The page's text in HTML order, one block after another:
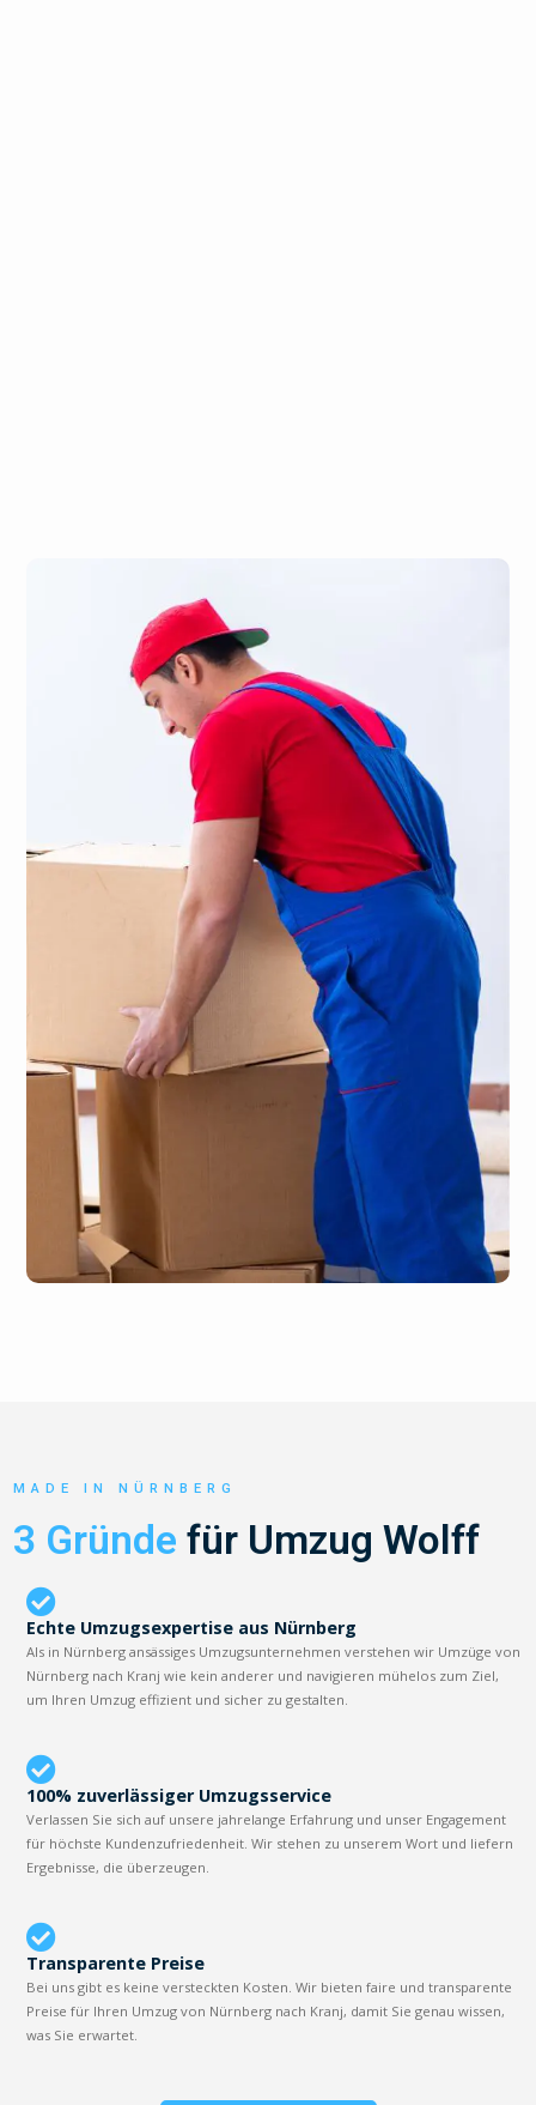
MADE IN NÜRNBERG
3 Gründe für Umzug Wolff
Echte Umzugsexpertise aus Nürnberg
Als in Nürnberg ansässiges Umzugsunternehmen verstehen wir Umzüge von
Nürnberg nach Kranj wie kein anderer und navigieren mühelos zum Ziel,
um Ihren Umzug effizient und sicher zu gestalten.
100% zuverlässiger Umzugsservice
Verlassen Sie sich auf unsere jahrelange Erfahrung und unser Engagement
für höchste Kundenzufriedenheit. Wir stehen zu unserem Wort und liefern
Ergebnisse, die überzeugen.
Transparente Preise
Bei uns gibt es keine versteckten Kosten. Wir bieten faire und transparente
Preise für Ihren Umzug von Nürnberg nach Kranj, damit Sie genau wissen,
was Sie erwartet.